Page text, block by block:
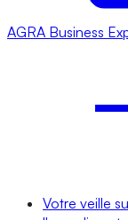
AGRA Business
Votre veille